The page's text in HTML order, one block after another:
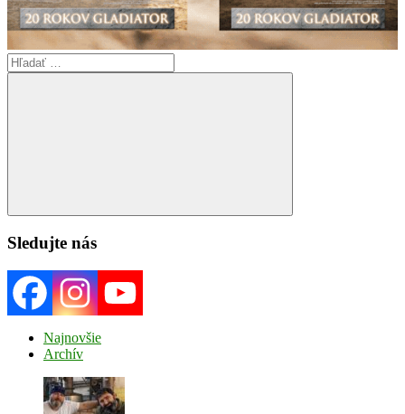
Search
for:
Search
Sledujte nás
Najnovšie
Archív